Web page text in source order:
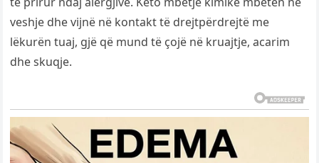
veshje dhe vijnë në kontakt të drejtpërdrejtë me
lëkurën tuaj, gjë që mund të çojë në kruajtje, acarim
dhe skuqje.